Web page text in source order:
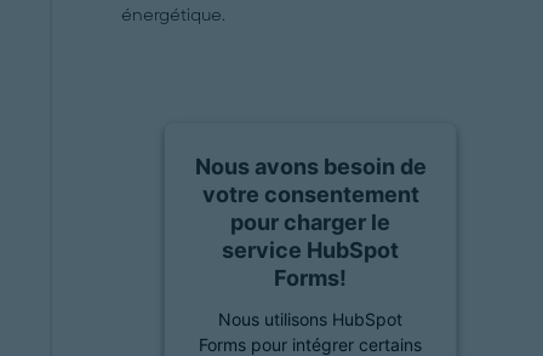
énergétique.
Nous avons besoin de
votre consentement
pour charger le
service HubSpot
Forms!
Nous utilisons HubSpot
Forms pour intégrer certains